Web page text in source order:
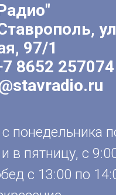
97/1
8652 257074
в пятницу, с
с 13:00 по